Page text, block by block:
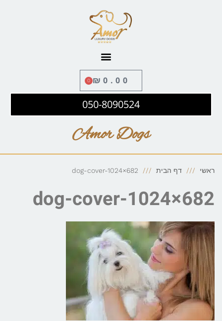
₪0.00
0
050-8090524
Amor Dogs
ראשי דף הבית dog-cover-1024×682
dog-cover-1024×682